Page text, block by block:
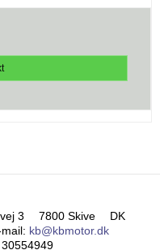
3 7800 Skive
DK
mail: kb@kbmotor.dk
30554949